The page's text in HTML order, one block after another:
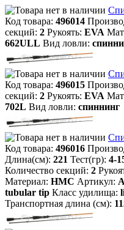
Код товара: 496014
секций: 2 Рукоять: EVA
662ULL Вид ловли:
Код товара: 496015
секций: 2 Рукоять: EVA
702L Вид ловли: спиннинг
Код товара: 496016
Длина(см): 221 Тест(гр): 4-
Количество секций: 2
Материал: HMC Артикул:
tubular tip Класс удилища:
Транспортная длина (см):